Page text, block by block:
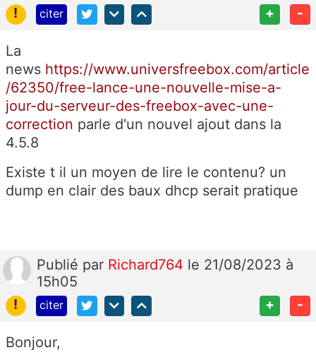
!
citer + -
La
news https://www.universfreebox.com/article
/62350/free-lance-une-nouvelle-mise-a-
jour-du-serveur-des-freebox-avec-une-
correction parle d'un nouvel ajout dans la
4.5.8
Existe t il un moyen de lire le contenu? un
dump en clair des baux dhcp serait pratique
Publié par Richard764 le 21/08/2023 à
15h05
!
citer + -
Bonjour,